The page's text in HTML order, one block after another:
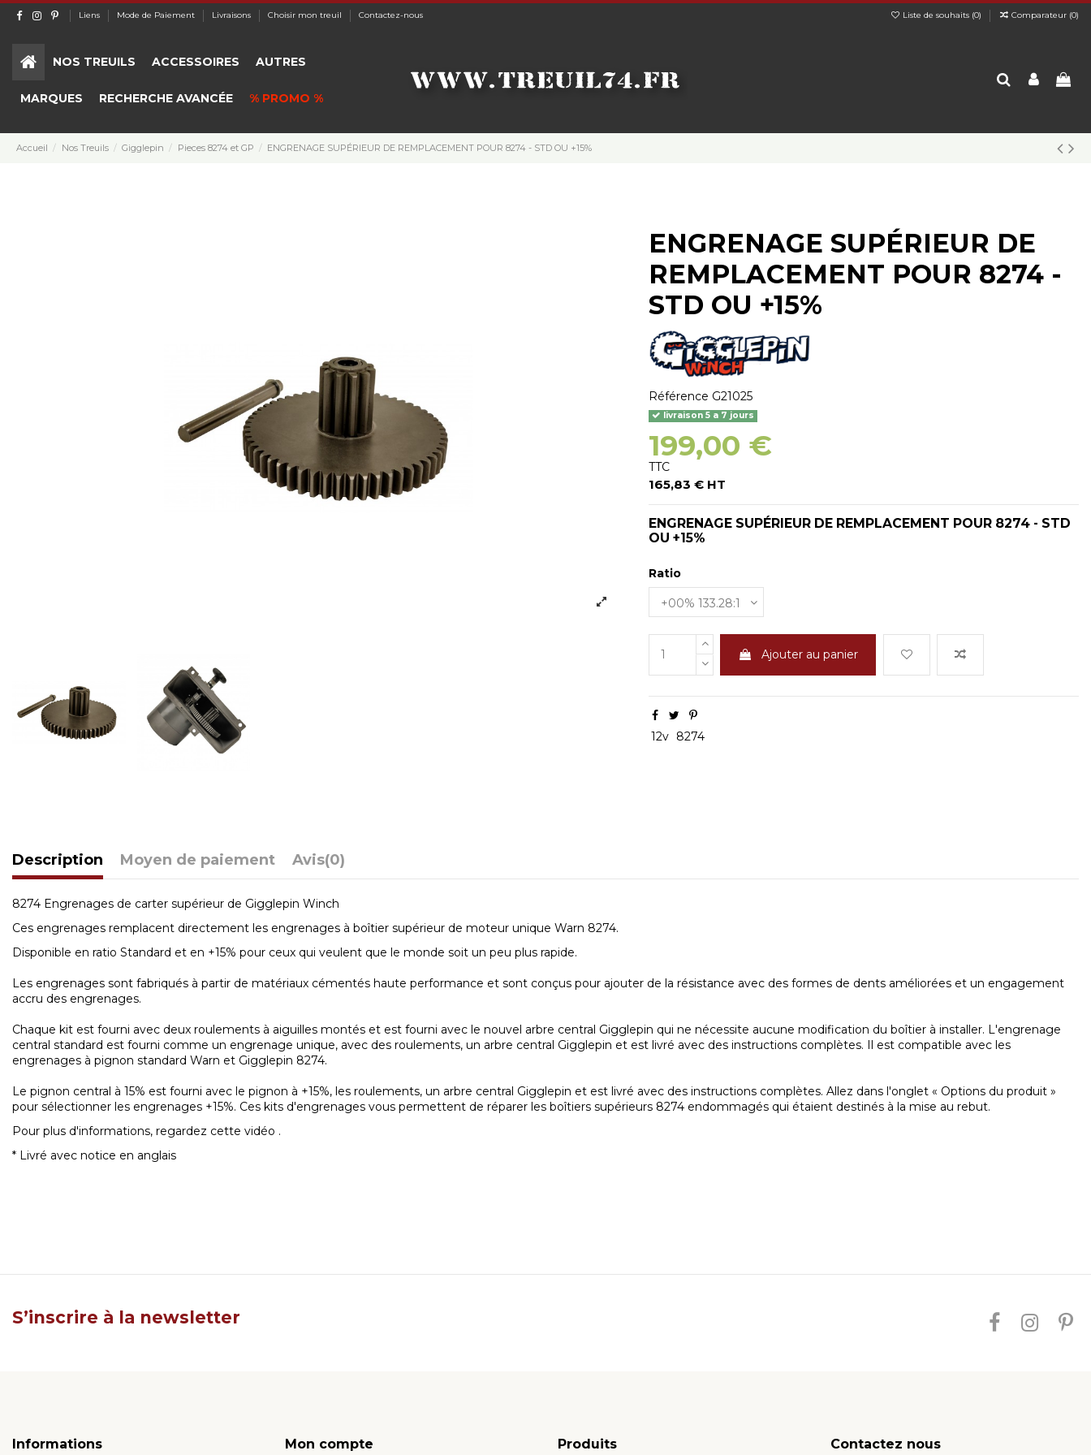
Liens Mode de Paiement Livraisons Choisir mon treuil Contactez-nous Liste de souhaits (0) Comparateur (0)
NOS TREUILS ACCESSOIRES AUTRES
MARQUES RECHERCHE AVANCÉE % PROMO %
Accueil Nos Treuils Gigglepin Pieces 8274 et GP ENGRENAGE SUPÉRIEUR DE REMPLACEMENT POUR 8274 - STD OU +15%
ENGRENAGE SUPÉRIEUR DE
REMPLACEMENT POUR 8274 -
STD OU +15%
Référence G21025
livraison 5 a 7 jours
199,00 €
TTC
165,83 € HT
ENGRENAGE SUPÉRIEUR DE REMPLACEMENT POUR 8274 - STD
OU +15%
Ratio
Ajouter au panier
12v 8274
Description Moyen de paiement Avis(0)
8274 Engrenages de carter supérieur de Gigglepin Winch
Ces engrenages remplacent directement les engrenages à boîtier supérieur de moteur unique Warn 8274.
Disponible en ratio Standard et en +15% pour ceux qui veulent que le monde soit un peu plus rapide.
Les engrenages sont fabriqués à partir de matériaux cémentés haute performance et sont conçus pour ajouter de la résistance avec des formes de dents améliorées et un engagement
accru des engrenages.
Chaque kit est fourni avec deux roulements à aiguilles montés et est fourni avec le nouvel arbre central Gigglepin qui ne nécessite aucune modification du boîtier à installer. L'engrenage
central standard est fourni comme un engrenage unique, avec des roulements, un arbre central Gigglepin et est livré avec des instructions complètes. Il est compatible avec les
engrenages à pignon standard Warn et Gigglepin 8274.
Le pignon central à 15% est fourni avec le pignon à +15%, les roulements, un arbre central Gigglepin et est livré avec des instructions complètes. Allez dans l'onglet « Options du produit »
pour sélectionner les engrenages +15%. Ces kits d'engrenages vous permettent de réparer les boîtiers supérieurs 8274 endommagés qui étaient destinés à la mise au rebut.
Pour plus d'informations, regardez cette vidéo .
* Livré avec notice en anglais
S’inscrire à la newsletter
Informations Mon compte Produits Contactez nous